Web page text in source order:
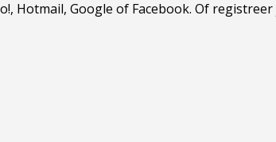
Hotmail, Google of Facebook. Of